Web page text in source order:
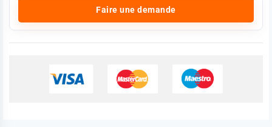
Faire une demande